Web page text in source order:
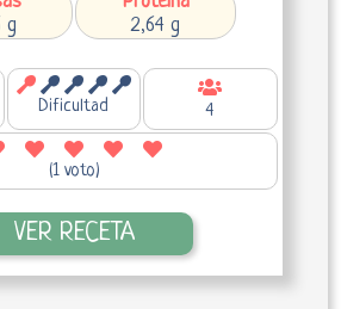
g
2,64 g
Dificultad 4
(1 voto)
VER RECETA